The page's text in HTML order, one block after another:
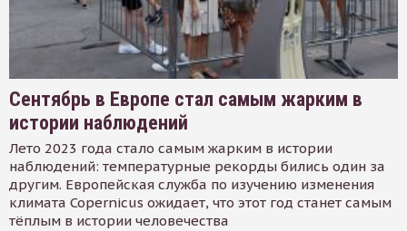
Сентябрь в Европе стал самым жарким в
истории наблюдений
Лето 2023 года стало самым жарким в истории
наблюдений: температурные рекорды бились один за
другим. Европейская служба по изучению изменения
климата Copernicus ожидает, что этот год станет самым
тёплым в истории человечества